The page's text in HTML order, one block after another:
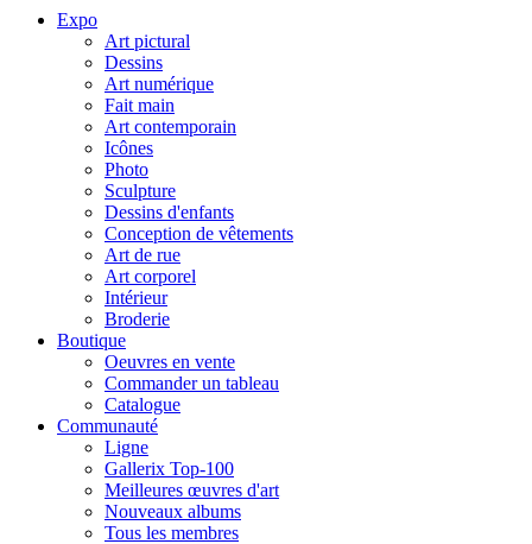
Expo
Art pictural
Dessins
Art numérique
Fait main
Art contemporain
Icônes
Photo
Sculpture
Dessins d'enfants
Conception de vêtements
Art de rue
Art corporel
Intérieur
Broderie
Boutique
Oeuvres en vente
Commander un tableau
Catalogue
Communauté
Ligne
Gallerix Top-100
Meilleures œuvres d'art
Nouveaux albums
Tous les membres